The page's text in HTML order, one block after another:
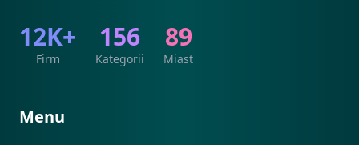
12K+
Firm
156
Kategorii
89
Miast
Menu